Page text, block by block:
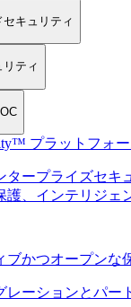
セキュリティ
ティ
プラットフォー
タープライズセキ
護、インテリジェ
ブかつオープンな
レーションとパー